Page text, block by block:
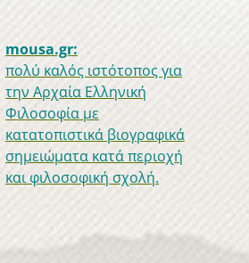
mousa.gr:
πολύ καλός ιστότοπος για
την Αρχαία Ελληνική
Φιλοσοφία με
κατατοπιστικά βιογραφικά
σημειώματα κατά περιοχή
και φιλοσοφική σχολή.